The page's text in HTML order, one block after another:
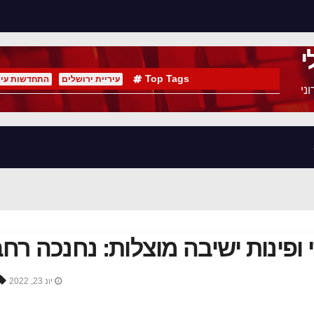
Top Tags עיריית ירושלים התחדשות
ופינות ישיבה מוצלות:
יונ 23, 2022